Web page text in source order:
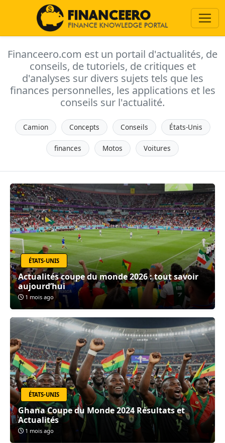
Financeero.com est un portail d'actualités, de
conseils, de tutoriels, de critiques et
d'analyses sur divers sujets tels que les
finances personnelles, les applications et les
conseils sur l'actualité.
Camion Concepts Conseils États-Unis
finances Motos Voitures
ÉTATS-UNIS
Actualités coupe du monde 2026 : tout savoir
aujourd’hui
1 mois ago
ÉTATS-UNIS
Ghana Coupe du Monde 2024 Résultats et
Actualités
1 mois ago